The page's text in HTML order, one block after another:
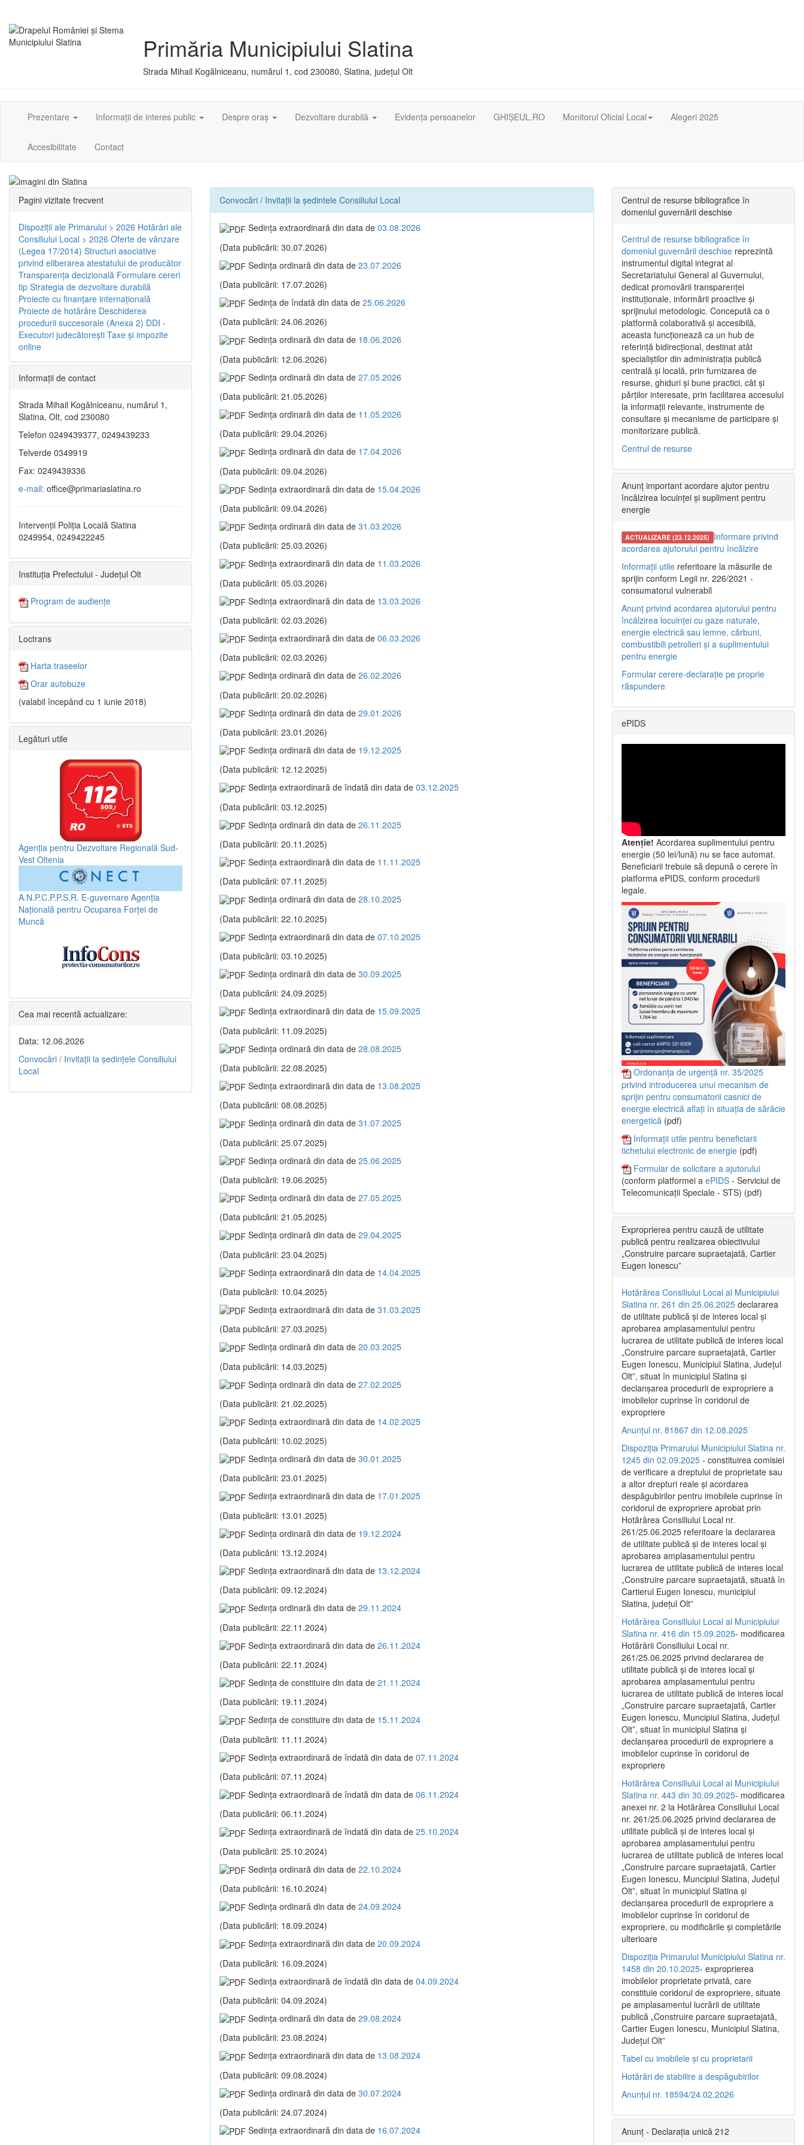
Primăria Municipiului Slatina
Strada Mihail Kogălniceanu, numărul 1, cod 230080, Slatina, județul Olt
Prezentare Informații de interes public Despre oraș Dezvoltare durabilă Evidența persoanelor GHIȘEUL.RO Monitorul Oficial Local Alegeri 2025
Accesibilitate Contact
Convocări / Invitaţii la ședintele Consiliului Local
Sedinţa extraordinară din data de 03.08.2026
(Data publicării: 30.07.2026)
Sedinţa ordinară din data de 23.07.2026
(Data publicării: 17.07.2026)
Sedinţa de îndată din data de 25.06.2026
(Data publicării: 24.06.2026)
Sedinţa ordinară din data de 18.06.2026
(Data publicării: 12.06.2026)
Sedinţa ordinară din data de 27.05.2026
(Data publicării: 21.05.2026)
Sedinţa ordinară din data de 11.05.2026
(Data publicării: 29.04.2026)
Sedinţa ordinară din data de 17.04.2026
(Data publicării: 09.04.2026)
Sedinţa extraordinară din data de 15.04.2026
(Data publicării: 09.04.2026)
Sedinţa ordinară din data de 31.03.2026
(Data publicării: 25.03.2026)
Sedinţa extraordinară din data de 11.03.2026
(Data publicării: 05.03.2026)
Sedinţa extraordinară din data de 13.03.2026
(Data publicării: 02.03.2026)
Sedinţa extraordinară din data de 06.03.2026
(Data publicării: 02.03.2026)
Sedinţa ordinară din data de 26.02.2026
(Data publicării: 20.02.2026)
Sedinţa ordinară din data de 29.01.2026
(Data publicării: 23.01.2026)
Sedinţa ordinară din data de 19.12.2025
(Data publicării: 12.12.2025)
Sedinţa extraordinară de îndată din data de 03.12.2025
(Data publicării: 03.12.2025)
Sedinţa ordinară din data de 26.11.2025
(Data publicării: 20.11.2025)
Sedinţa extraordinară din data de 11.11.2025
(Data publicării: 07.11.2025)
Sedinţa ordinară din data de 28.10.2025
(Data publicării: 22.10.2025)
Sedinţa extraordinară din data de 07.10.2025
(Data publicării: 03.10.2025)
Sedinţa ordinară din data de 30.09.2025
(Data publicării: 24.09.2025)
Sedinţa extraordinară din data de 15.09.2025
(Data publicării: 11.09.2025)
Sedinţa ordinară din data de 28.08.2025
(Data publicării: 22.08.2025)
Sedinţa extraordinară din data de 13.08.2025
(Data publicării: 08.08.2025)
Sedinţa ordinară din data de 31.07.2025
(Data publicării: 25.07.2025)
Sedinţa ordinară din data de 25.06.2025
(Data publicării: 19.06.2025)
Sedinţa ordinară din data de 27.05.2025
(Data publicării: 21.05.2025)
Sedinţa ordinară din data de 29.04.2025
(Data publicării: 23.04.2025)
Sedinţa extraordinară din data de 14.04.2025
(Data publicării: 10.04.2025)
Sedinţa extraordinară din data de 31.03.2025
(Data publicării: 27.03.2025)
Sedinţa ordinară din data de 20.03.2025
(Data publicării: 14.03.2025)
Sedinţa ordinară din data de 27.02.2025
(Data publicării: 21.02.2025)
Sedinţa extraordinară din data de 14.02.2025
(Data publicării: 10.02.2025)
Sedinţa ordinară din data de 30.01.2025
(Data publicării: 23.01.2025)
Sedinţa extraordinară din data de 17.01.2025
(Data publicării: 13.01.2025)
Sedinţa ordinară din data de 19.12.2024
(Data publicării: 13.12.2024)
Sedinţa extraordinară din data de 13.12.2024
(Data publicării: 09.12.2024)
Sedinţa ordinară din data de 29.11.2024
(Data publicării: 22.11.2024)
Sedinţa extraordinară din data de 26.11.2024
(Data publicării: 22.11.2024)
Sedinţa de constituire din data de 21.11.2024
(Data publicării: 19.11.2024)
Sedinţa de constituire din data de 15.11.2024
(Data publicării: 11.11.2024)
Sedinţa extraordinară de îndată din data de 07.11.2024
(Data publicării: 07.11.2024)
Sedinţa extraordinară de îndată din data de 06.11.2024
(Data publicării: 06.11.2024)
Sedinţa extraordinară de îndată din data de 25.10.2024
(Data publicării: 25.10.2024)
Sedinţa ordinară din data de 22.10.2024
(Data publicării: 16.10.2024)
Sedinţa ordinară din data de 24.09.2024
(Data publicării: 18.09.2024)
Sedinţa extraordinară din data de 20.09.2024
(Data publicării: 16.09.2024)
Sedinţa extraordinară de îndată din data de 04.09.2024
(Data publicării: 04.09.2024)
Sedinţa ordinară din data de 29.08.2024
(Data publicării: 23.08.2024)
Sedinţa extraordinară din data de 13.08.2024
(Data publicării: 09.08.2024)
Sedinţa ordinară din data de 30.07.2024
(Data publicării: 24.07.2024)
Sedinţa extraordinară din data de 16.07.2024
Pagini vizitate frecvent
Dispoziţii ale Primarului > 2026 Hotărâri ale
Consiliului Local > 2026 Oferte de vânzare
(Legea 17/2014) Structuri asociative
privind eliberarea atestatului de producător
Transparenţa decizională Formulare cereri
tip Strategia de dezvoltare durabilă
Proiecte cu finanţare internaţională
Proiecte de hotărâre Deschiderea
procedurii succesorale (Anexa 2) DDI -
Executori judecătorești Taxe şi impozite
online
Informaţii de contact
Strada Mihail Kogălniceanu, numărul 1,
Slatina, Olt, cod 230080
Telefon 0249439377, 0249439233
Telverde 0349919
Fax: 0249439336
e-mail: office@primariaslatina.ro
Intervenții Poliția Locală Slatina
0249954, 0249422245
Instituția Prefectului - Județul Olt
Program de audiențe
Loctrans
Harta traseelor
Orar autobuze
(valabil începând cu 1 iunie 2018)
Legături utile
Agenția pentru Dezvoltare Regională Sud-
Vest Oltenia
A.N.P.C.P.P.S.R. E-guvernare Agenția
Națională pentru Ocuparea Forței de
Muncă
Cea mai recentă actualizare:
Data: 12.06.2026
Convocări / Invitaţii la şedinţele Consiliului
Local
Centrul de resurse bibliografice în
domeniul guvernării deschise
Centrul de resurse bibliografice în
domeniul guvernării deschise reprezintă
instrumentul digital integrat al
Secretariatului General al Guvernului,
dedicat promovării transparenței
instituționale, informării proactive și
sprijinului metodologic. Concepută ca o
platformă colaborativă și accesibilă,
aceasta funcționează ca un hub de
referință bidirecțional, destinat atât
specialiștilor din administrația publică
centrală și locală, prin furnizarea de
resurse, ghiduri și bune practici, cât și
părților interesate, prin facilitarea accesului
la informații relevante, instrumente de
consultare și mecanisme de participare și
monitorizare publică.
Centrul de resurse
Anunț important acordare ajutor pentru
încălzirea locuinței și supliment pentru
energie
ACTUALIZARE (23.12.2025) Informare privind
acordarea ajutorului pentru încălzire
Informații utile referitoare la măsurile de
sprijin conform Legii nr. 226/2021 -
consumatorul vulnerabil
Anunț privind acordarea ajutorului pentru
încălzirea locuinței cu gaze naturale,
energie electrică sau lemne, cărbuni,
combustibili petrolieri și a suplimentului
pentru energie
Formular cerere-declarație pe proprie
răspundere
ePIDS
Atenție! Acordarea suplimentului pentru
energie (50 lei/lună) nu se face automat.
Beneficiarii trebuie să depună o cerere în
platforma ePIDS, conform procedurii
legale.
Ordonanța de urgență nr. 35/2025
privind introducerea unui mecanism de
sprijin pentru consumatorii casnici de
energie electrică aflați în situația de sărăcie
energetică (pdf)
Informații utile pentru beneficiarii
tichetului electronic de energie (pdf)
Formular de solicitare a ajutorului
(conform platformei a ePIDS - Serviciul de
Telecomunicații Speciale - STS) (pdf)
Exproprierea pentru cauză de utilitate
publică pentru realizarea obiectivului
„Construire parcare supraetajată, Cartier
Eugen Ionescu”
Hotărârea Consiliului Local al Municipiului
Slatina nr. 261 din 25.06.2025 declararea
de utilitate publică și de interes local și
aprobarea amplasamentului pentru
lucrarea de utilitate publică de interes local
„Construire parcare supraetajată, Cartier
Eugen Ionescu, Municipiul Slatina, Județul
Olt”, situat în municipiul Slatina și
declanșarea procedurii de expropriere a
imobilelor cuprinse în coridorul de
expropriere
Anunțul nr. 81867 din 12.08.2025
Dispoziția Primarului Municipiului Slatina nr.
1245 din 02.09.2025 - constituirea comisiei
de verificare a dreptului de proprietate sau
a altor drepturi reale și acordarea
despăgubirilor pentru imobilele cuprinse în
coridorul de expropriere aprobat prin
Hotărârea Consiliului Local nr.
261/25.06.2025 referitoare la declararea
de utilitate publică și de interes local și
aprobarea amplasamentului pentru
lucrarea de utilitate publică de interes local
„Construire parcare supraetajată, situată în
Cartierul Eugen Ionescu, municipiul
Slatina, județul Olt”
Hotărârea Consiliului Local al Municipiului
Slatina nr. 416 din 15.09.2025- modificarea
Hotărârii Consiliului Local nr.
261/25.06.2025 privind declararea de
utilitate publică și de interes local și
aprobarea amplasamentului pentru
lucrarea de utilitate publică de interes local
„Construire parcare supraetajată, Cartier
Eugen Ionescu, Muncipiul Slatina, Județul
Olt”, situat în municipiul Slatina și
declanșarea procedurii de expropriere a
imobilelor cuprinse în coridorul de
expropriere
Hotărârea Consiliului Local al Municipiului
Slatina nr. 443 din 30.09.2025- modificarea
anexei nr. 2 la Hotărârea Consiliului Local
nr. 261/25.06.2025 privind declararea de
utilitate publică şi de interes local şi
aprobarea amplasamentului pentru
lucrarea de utilitate publică de interes local
„Construire parcare supraetajată, Cartier
Eugen Ionescu, Muncipiul Slatina, Judeţul
Olt”, situat în municipiul Slatina şi
declanşarea procedurii de expropriere a
imobilelor cuprinse în coridorul de
expropriere, cu modificările şi completările
ulterioare
Dispoziția Primarului Municipiului Slatina nr.
1458 din 20.10.2025- exproprierea
imobilelor proprietate privată, care
constituie coridorul de expropriere, situate
pe amplasamentul lucrării de utilitate
publică „Construire parcare supraetajată,
Cartier Eugen Ionescu, Municipiul Slatina,
Județul Olt”
Tabel cu imobilele și cu proprietarii
Hotărâri de stabilire a despăgubirilor
Anunțul nr. 18594/24.02.2026
Anunț - Declarația unică 212